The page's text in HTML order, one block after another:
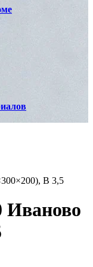
В 3,5
Иваново